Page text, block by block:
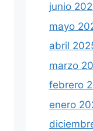
junio
mayo
abril
marzo
febrero
enero